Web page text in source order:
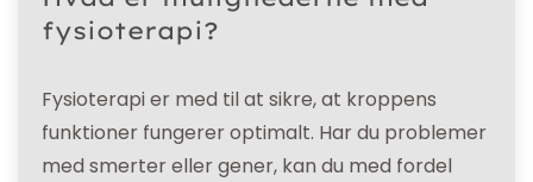
fysioterapi?
Fysioterapi er med til at sikre, at kroppens
funktioner fungerer optimalt. Har du problemer
med smerter eller gener, kan du med fordel